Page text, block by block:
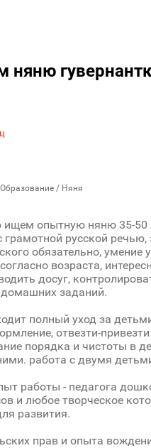
няню
/ Няня
ищем опытную няню 35-50
русской речью,
обязательно, умение
возраста,
досуг,
заданий.
полный уход за
отвезти-
порядка и чистоты в
работа с двумя
работы - педагога
и любое творческое
развития.
прав и опыта